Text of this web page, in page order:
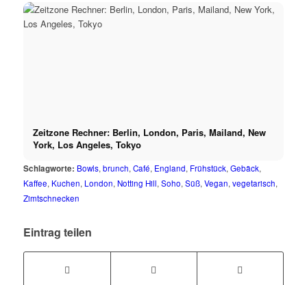
Zeitzone Rechner: Berlin, London, Paris, Mailand, New
York, Los Angeles, Tokyo
Schlagworte: Bowls, brunch, Café, England, Frühstück, Gebäck,
Kaffee, Kuchen, London, Notting Hill, Soho, Süß, Vegan, vegetarisch,
Zimtschnecken
Eintrag teilen